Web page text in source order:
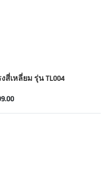
งสี่เหลี่ยม รุ่น TL004